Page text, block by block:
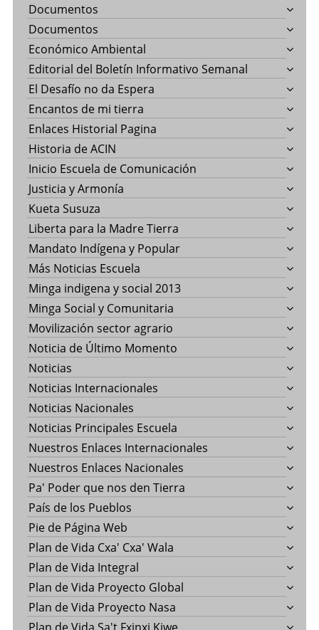
Documentos
Documentos
Económico Ambiental
Editorial del Boletín Informativo Semanal
El Desafío no da Espera
Encantos de mi tierra
Enlaces Historial Pagina
Historia de ACIN
Inicio Escuela de Comunicación
Justicia y Armonía
Kueta Susuza
Liberta para la Madre Tierra
Mandato Indígena y Popular
Más Noticias Escuela
Minga indigena y social 2013
Minga Social y Comunitaria
Movilización sector agrario
Noticia de Último Momento
Noticias
Noticias Internacionales
Noticias Nacionales
Noticias Principales Escuela
Nuestros Enlaces Internacionales
Nuestros Enlaces Nacionales
Pa' Poder que nos den Tierra
País de los Pueblos
Pie de Página Web
Plan de Vida Cxa' Cxa' Wala
Plan de Vida Integral
Plan de Vida Proyecto Global
Plan de Vida Proyecto Nasa
Plan de Vida Sa't Fxinxi Kiwe